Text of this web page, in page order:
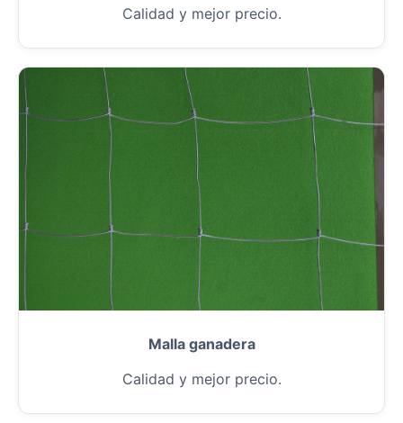
Calidad y mejor precio.
Malla ganadera
Calidad y mejor precio.